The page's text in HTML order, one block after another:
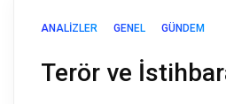
ANALIZLER GENEL GÜNDEM
Terör ve